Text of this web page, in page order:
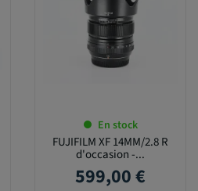
En stock
FUJIFILM XF 14MM/2.8 R
d'occasion -...
Prix
599,00 €